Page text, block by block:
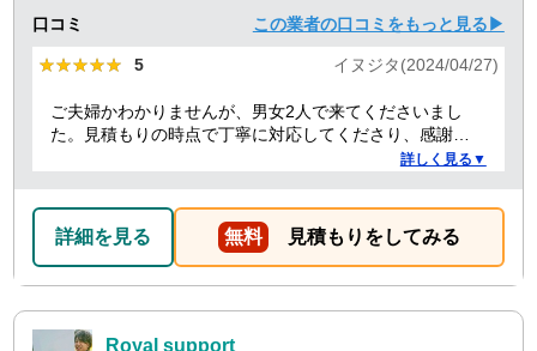
口コミ この業者の口コミをもっと見る▶
★★★★★
★★★★★ 5 イヌジタ(2024/04/27)
ご夫婦かわかりませんが、男女2人で来てくださいまし
た。見積もりの時点で丁寧に対応してくださり、感謝し
詳しく見る▼
詳細を見る 無料 見積もりをしてみる
Royal support